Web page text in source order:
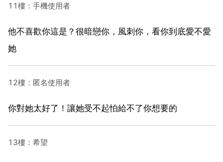
11樓：手機使用者
他不喜歡你這是？很暗戀你，風刺你，看你到底愛不愛
她
12樓：匿名使用者
你對她太好了！讓她受不起怕給不了你想要的
13樓：希望